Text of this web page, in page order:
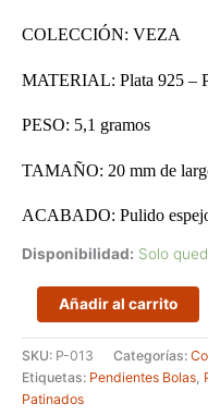
COLECCIÓN: VEZA
MATERIAL: Plata 925 –
PESO: 5,1 gramos
TAMAÑO: 20 mm de
ACABADO: Pulido
Disponibilidad: Solo
Pendientes
ovalados
con
fondo
patinado
de
Añadir al carrito
SKU: P-013 Categorías:
Etiquetas: Pendientes Bolas,
Patinados